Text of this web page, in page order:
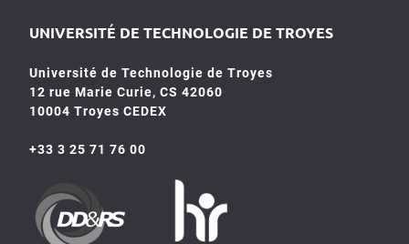
UNIVERSITÉ DE TECHNOLOGIE DE TROYES
Université de Technologie de Troyes
12 rue Marie Curie, CS 42060
10004 Troyes CEDEX
+33 3 25 71 76 00